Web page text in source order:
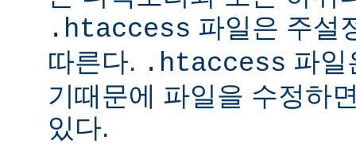
.htaccess 파일은 주설
따른다. .htaccess 파일
기때문에 파일을 수정하
있다.